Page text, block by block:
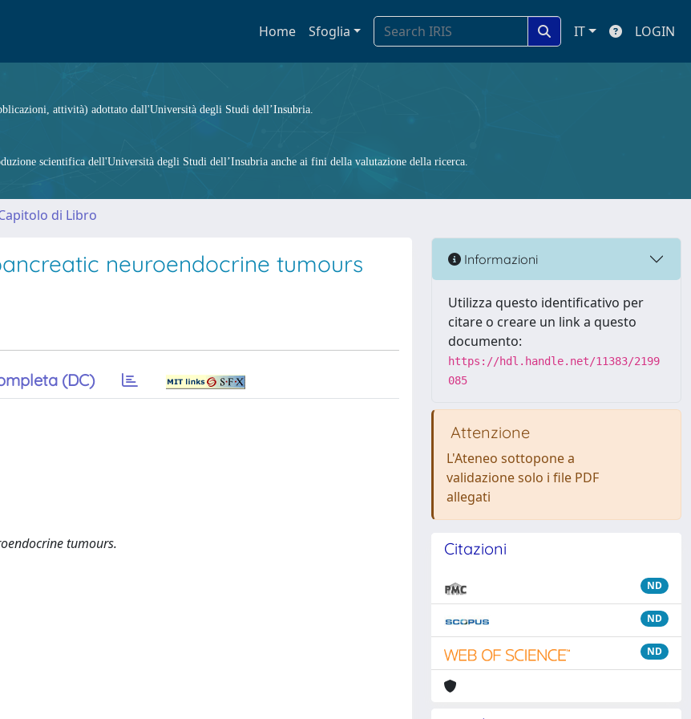
Home Sfoglia IT LOGIN
attività) adottato dall'Università degli Studi dell’Insubria.
scientifica dell'Università degli Studi dell’Insubria anche ai fini della valutazione della ricerca.
di Libro
neuroendocrine tumours
(DC)
tumours.
Informazioni
Utilizza questo identificativo per
citare o creare un link a questo
documento:
https://hdl.handle.net/11383/2199
085
Attenzione
L'Ateneo sottopone a
validazione solo i file PDF
allegati
Citazioni
ND
ND
ND